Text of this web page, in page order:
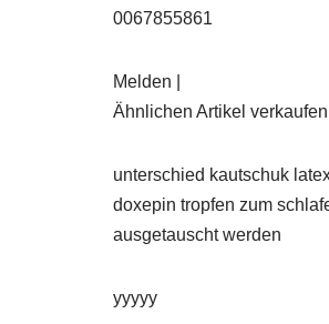
0067855861
Melden |
Ähnlichen Artikel verkaufen
unterschied kautschuk
doxepin tropfen zum
ausgetauscht werden
yyyyy